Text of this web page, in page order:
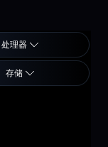
处理器
存储